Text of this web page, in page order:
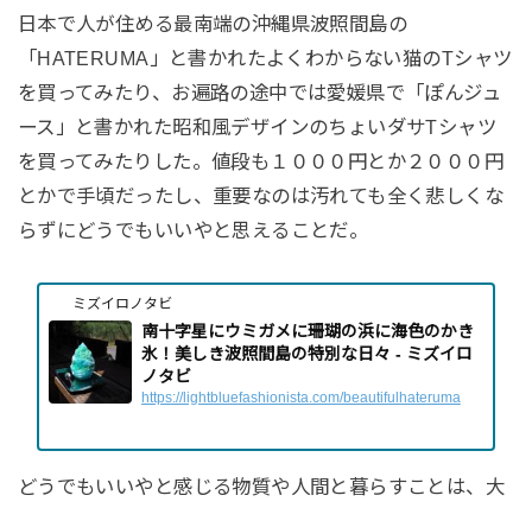
日本で人が住める最南端の沖縄県波照間島の
「HATERUMA」と書かれたよくわからない猫のTシャツ
を買ってみたり、お遍路の途中では愛媛県で「ぽんジュ
ース」と書かれた昭和風デザインのちょいダサTシャツ
を買ってみたりした。値段も１０００円とか２０００円
とかで手頃だったし、重要なのは汚れても全く悲しくな
らずにどうでもいいやと思えることだ。
ミズイロノタビ
南十字星にウミガメに珊瑚の浜に海色のかき
氷！美しき波照間島の特別な日々 - ミズイロ
ノタビ
https://lightbluefashionista.com/beautifulhateruma
どうでもいいやと感じる物質や人間と暮らすことは、大